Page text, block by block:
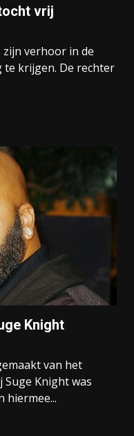
vrij
verhoor in de
te krijgen. De rechter
Knight
van het
Knight was
hiermee...